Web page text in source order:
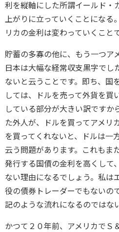
利を縦軸にした所謂イールド・
上がりに立っていくことになる
リカの金利は変わっていくこと
貯蓄の多寡の他に、もう一つア
日本は大幅な経常収支黒字でし
ないと云うことです。即ち、国
しては、ドルを売って外貨を買
している部分が大きい訳ですか
た外人が、ドルを買ってアメリ
を買ってくれないと、ドルは一
云う問題があります。これもま
発行する国債の金利を高くして
ない理由になるでしょう。私は
役の債券トレーダーでもないの
記のような流れになるのではな
かつて２０年前、アメリカでＳ